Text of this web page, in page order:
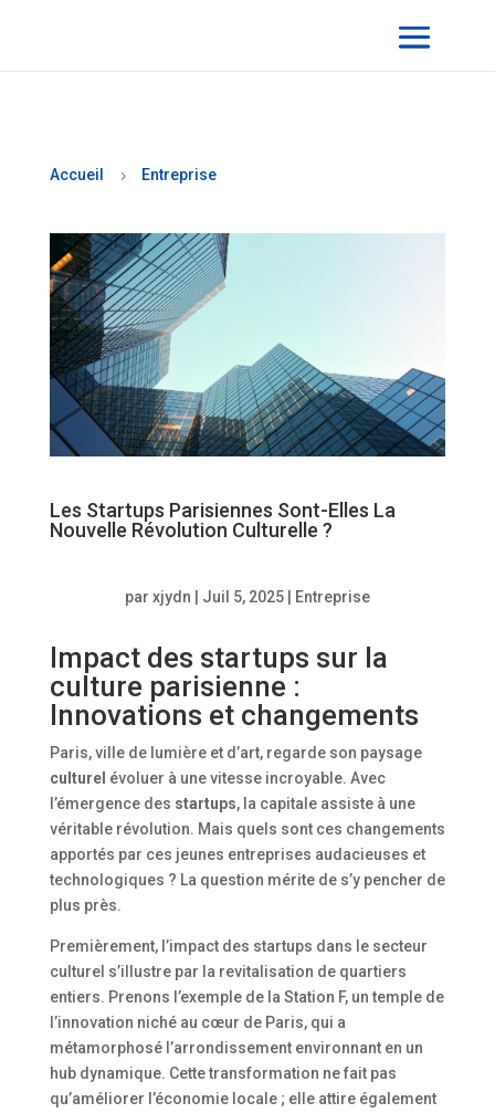
Accueil 5 Entreprise
Les Startups Parisiennes Sont-Elles La
Nouvelle Révolution Culturelle ?
par xjydn | Juil 5, 2025| Entreprise
Impact des startups sur la
culture parisienne :
Innovations et changements
Paris, ville de lumière et d’art, regarde son paysage
culturel évoluer à une vitesse incroyable. Avec
l’émergence des startups, la capitale assiste à une
véritable révolution. Mais quels sont ces changements
apportés par ces jeunes entreprises audacieuses et
technologiques ? La question mérite de s’y pencher de
plus près.
Premièrement, l’impact des startups dans le secteur
culturel s’illustre par la revitalisation de quartiers
entiers. Prenons l’exemple de la Station F, un temple de
l’innovation niché au cœur de Paris, qui a
métamorphosé l’arrondissement environnant en un
hub dynamique. Cette transformation ne fait pas
qu’améliorer l’économie locale ; elle attire également